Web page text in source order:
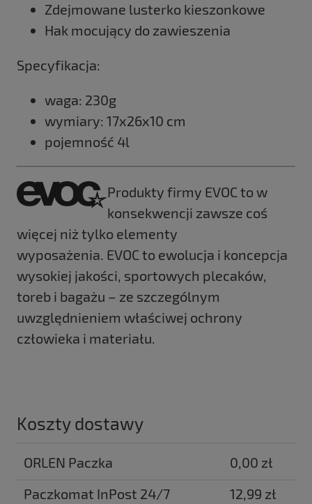
Zdejmowane lusterko kieszonkowe
Hak mocujący do zawieszenia
Specyfikacja:
waga: 230g
wymiary: 17x26x10 cm
pojemność 4l
Produkty firmy EVOC to w
konsekwencji zawsze coś
więcej niż tylko elementy
wyposażenia. EVOC to ewolucja i koncepcja
wysokiej jakości, sportowych plecaków,
toreb i bagażu – ze szczególnym
uwzględnieniem właściwej ochrony
człowieka i materiału.
Koszty dostawy
ORLEN Paczka
0,00 zł
Paczkomat InPost 24/7
12,99 zł